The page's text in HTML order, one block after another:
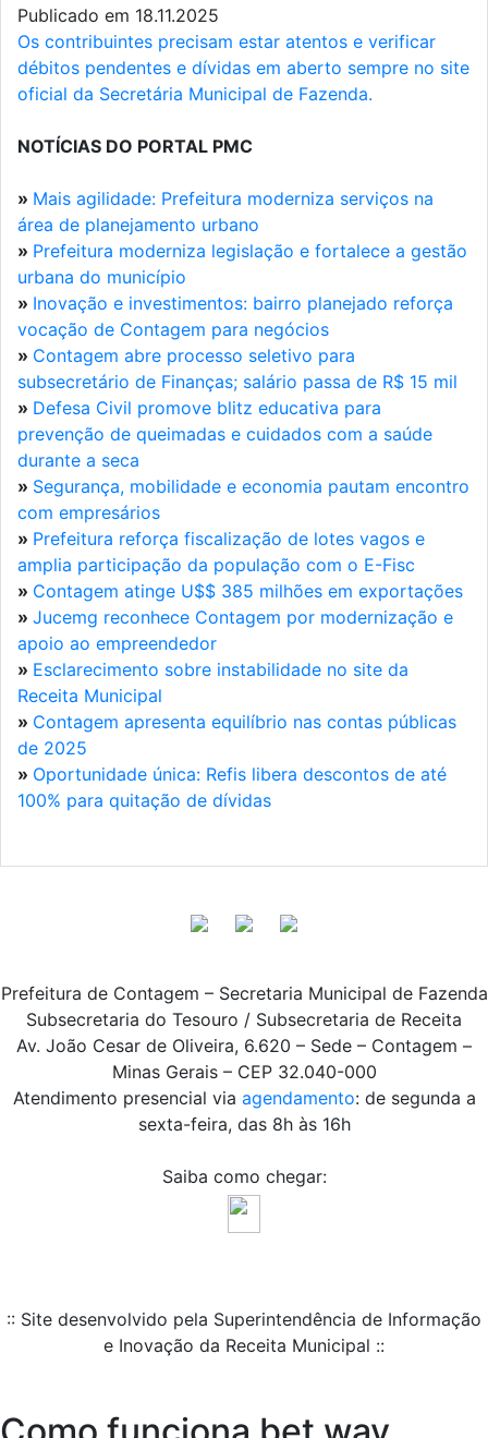
Publicado em 18.11.2025
Os contribuintes precisam estar atentos e verificar
débitos pendentes e dívidas em aberto sempre no site
oficial da Secretária Municipal de Fazenda.
NOTÍCIAS DO PORTAL PMC
» Mais agilidade: Prefeitura moderniza serviços na
área de planejamento urbano
» Prefeitura moderniza legislação e fortalece a gestão
urbana do município
» Inovação e investimentos: bairro planejado reforça
vocação de Contagem para negócios
» Contagem abre processo seletivo para
subsecretário de Finanças; salário passa de R$ 15 mil
» Defesa Civil promove blitz educativa para
prevenção de queimadas e cuidados com a saúde
durante a seca
» Segurança, mobilidade e economia pautam encontro
com empresários
» Prefeitura reforça fiscalização de lotes vagos e
amplia participação da população com o E-Fisc
» Contagem atinge U$$ 385 milhões em exportações
» Jucemg reconhece Contagem por modernização e
apoio ao empreendedor
» Esclarecimento sobre instabilidade no site da
Receita Municipal
» Contagem apresenta equilíbrio nas contas públicas
de 2025
» Oportunidade única: Refis libera descontos de até
100% para quitação de dívidas
Prefeitura de Contagem – Secretaria Municipal de Fazenda
Subsecretaria do Tesouro / Subsecretaria de Receita
Av. João Cesar de Oliveira, 6.620 – Sede – Contagem –
Minas Gerais – CEP 32.040-000
Atendimento presencial via agendamento: de segunda a
sexta-feira, das 8h às 16h
Saiba como chegar:
:: Site desenvolvido pela Superintendência de Informação
e Inovação da Receita Municipal ::